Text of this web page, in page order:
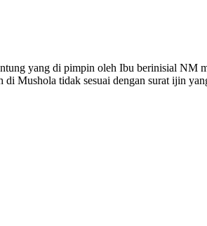
yang di pimpin oleh Ibu berinisial NM
di Mushola tidak sesuai dengan surat ijin